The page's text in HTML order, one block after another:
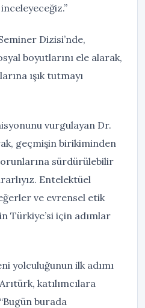
Dizisi’nde,
boyutlarını ele alarak,
ışık tutmayı
vurgulayan Dr.
geçmişin birikiminden
sürdürülebilir
Entelektüel
ve evrensel etik
Türkiye’si için adımlar
yolculuğunun ilk adımı
katılımcılara
burada